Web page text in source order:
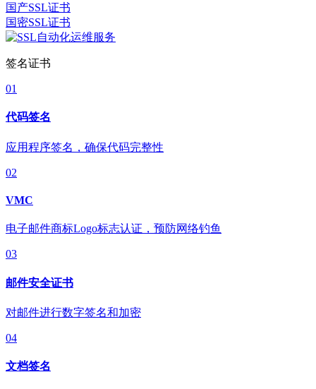
国产SSL证书
国密SSL证书
签名证书
01
代码签名
应用程序签名，确保代码完整性
02
VMC
电子邮件商标Logo标志认证，预防网络钓鱼
03
邮件安全证书
对邮件进行数字签名和加密
04
文档签名